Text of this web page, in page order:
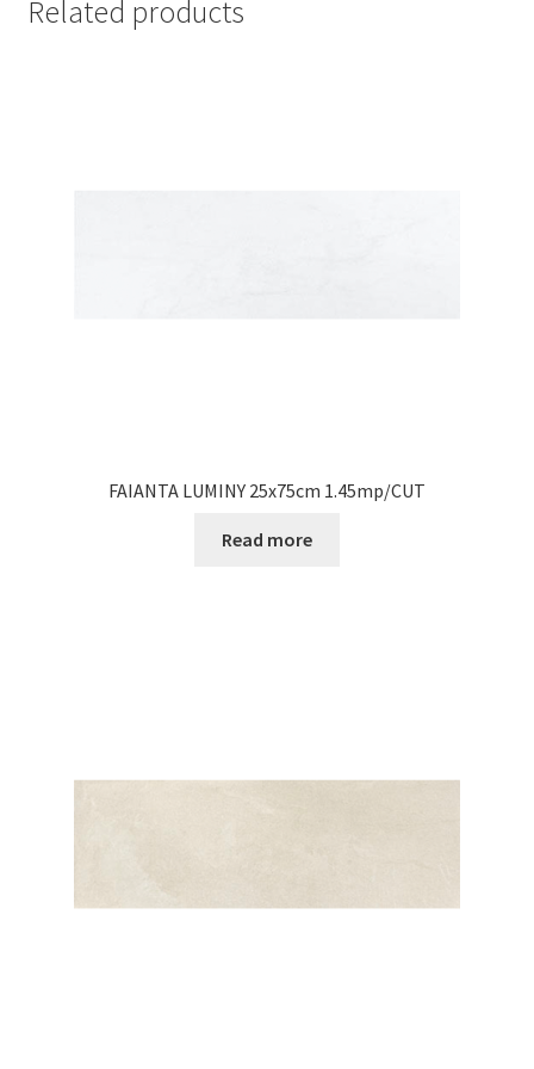
Related products
FAIANTA LUMINY 25x75cm 1.45mp/CUT
Read more